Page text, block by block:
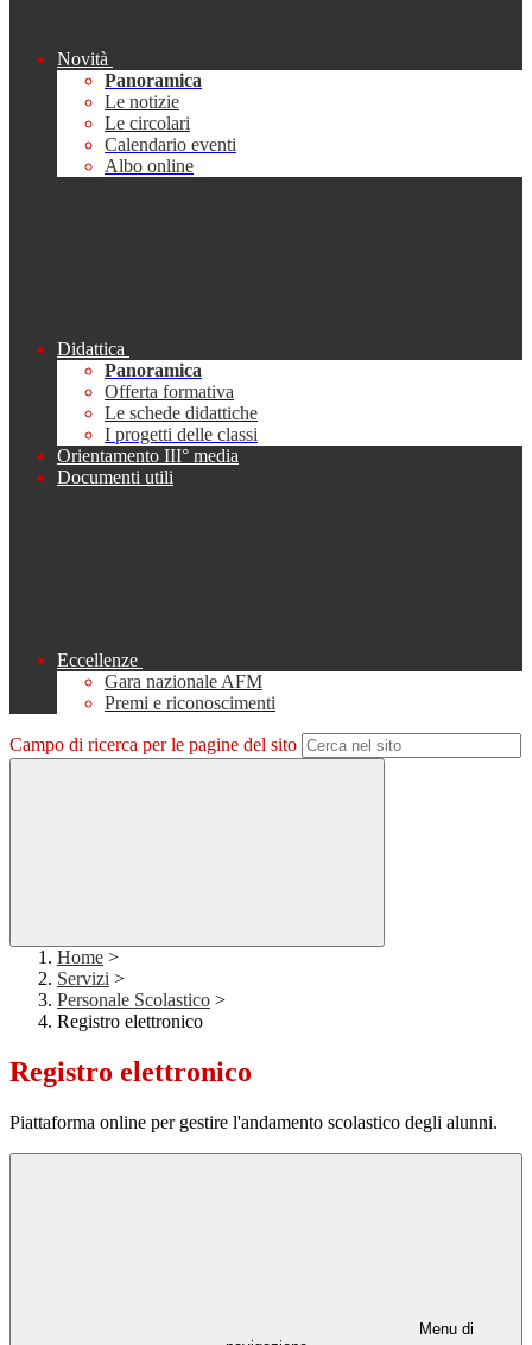
Novità
Panoramica
Le notizie
Le circolari
Calendario eventi
Albo online
Didattica
Panoramica
Offerta formativa
Le schede didattiche
I progetti delle classi
Orientamento III° media
Documenti utili
Eccellenze
Gara nazionale AFM
Premi e riconoscimenti
Campo di ricerca per le pagine del sito
Home >
Servizi >
Personale Scolastico >
Registro elettronico
Registro elettronico
Piattaforma online per gestire l'andamento scolastico degli alunni.
Menu di